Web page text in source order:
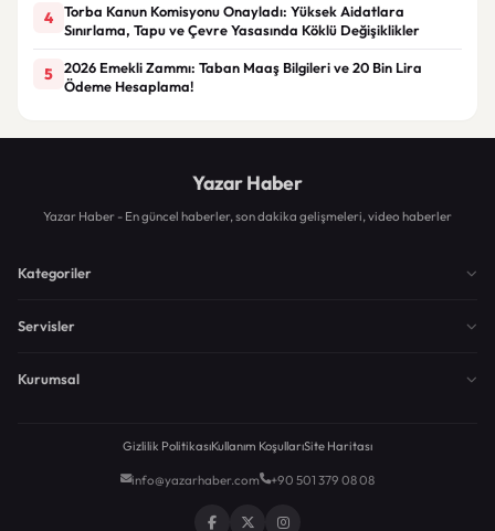
4
Torba Kanun Komisyonu Onayladı: Yüksek Aidatlara
Sınırlama, Tapu ve Çevre Yasasında Köklü Değişiklikler
5
2026 Emekli Zammı: Taban Maaş Bilgileri ve 20 Bin Lira
Ödeme Hesaplama!
Yazar Haber
Yazar Haber - En güncel haberler, son dakika gelişmeleri, video haberler
Kategoriler
Servisler
Kurumsal
Gizlilik PolitikasıKullanım KoşullarıSite Haritası
info@yazarhaber.com +90 501 379 08 08